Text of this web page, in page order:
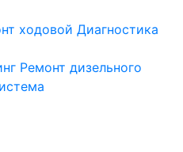
ходовой Диагностика
Ремонт дизельного